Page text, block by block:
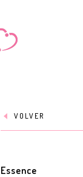
VOLVER
Essence